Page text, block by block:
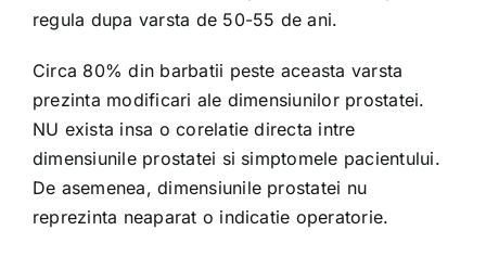
regula dupa varsta de 50-55 de ani.
Circa 80% din barbatii peste aceasta varsta
prezinta modificari ale dimensiunilor prostatei.
NU exista insa o corelatie directa intre
dimensiunile prostatei si simptomele pacientului.
De asemenea, dimensiunile prostatei nu
reprezinta neaparat o indicatie operatorie.